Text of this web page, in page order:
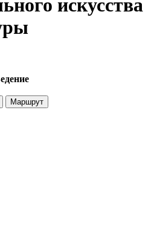
искусства
Маршрут